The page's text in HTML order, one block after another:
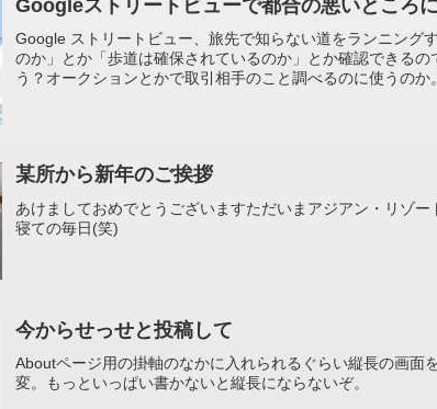
Googleストリートビューで都合の悪いところ
Google ストリートビュー、旅先で知らない道をランニング
のか」とか「歩道は確保されているのか」とか確認できる
う？オークションとかで取引相手のこと調べるのに使うのか
某所から新年のご挨拶
あけましておめでとうございますただいまアジアン・リゾ
寝ての毎日(笑)
今からせっせと投稿して
Aboutページ用の掛軸のなかに入れられるぐらい縦長の画面
変。もっといっぱい書かないと縦長にならないぞ。